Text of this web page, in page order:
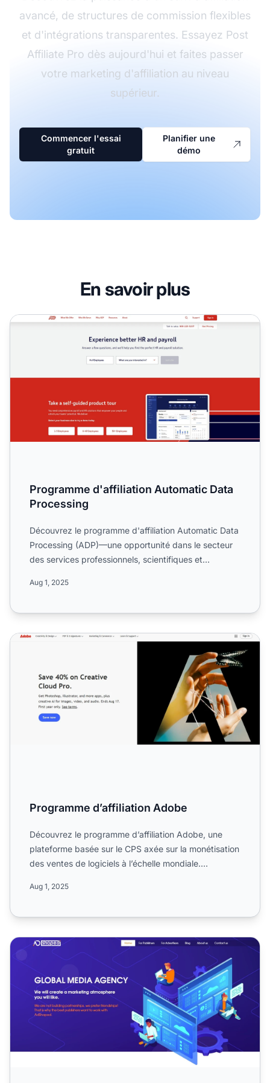
avancé, de structures de commission flexibles
et d'intégrations transparentes. Essayez Post
Affiliate Pro dès aujourd'hui et faites passer
votre marketing d'affiliation au niveau
supérieur.
Commencer l'essai
gratuit
Planifier une
démo
En savoir plus
Programme d'affiliation Automatic Data Processing
Programme d'affiliation Automatic Data
Processing
Découvrez le programme d'affiliation Automatic Data
Processing (ADP)—une opportunité dans le secteur
des services professionnels, scientifiques et
Aug 1, 2025
Programme d’affiliation Adobe
Programme d’affiliation Adobe
Découvrez le programme d’affiliation Adobe, une
plateforme basée sur le CPS axée sur la monétisation
des ventes de logiciels à l’échelle mondiale.
Aug 1, 2025
Programme d'affiliation AdShaped